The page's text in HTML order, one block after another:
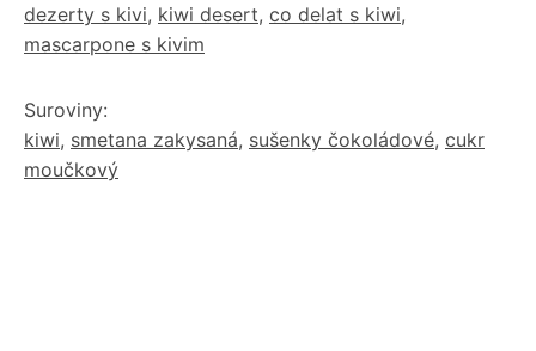
dezerty s kivi, kiwi desert, co delat s kiwi,
mascarpone s kivim
Suroviny:
kiwi, smetana zakysaná, sušenky čokoládové, cukr
moučkový